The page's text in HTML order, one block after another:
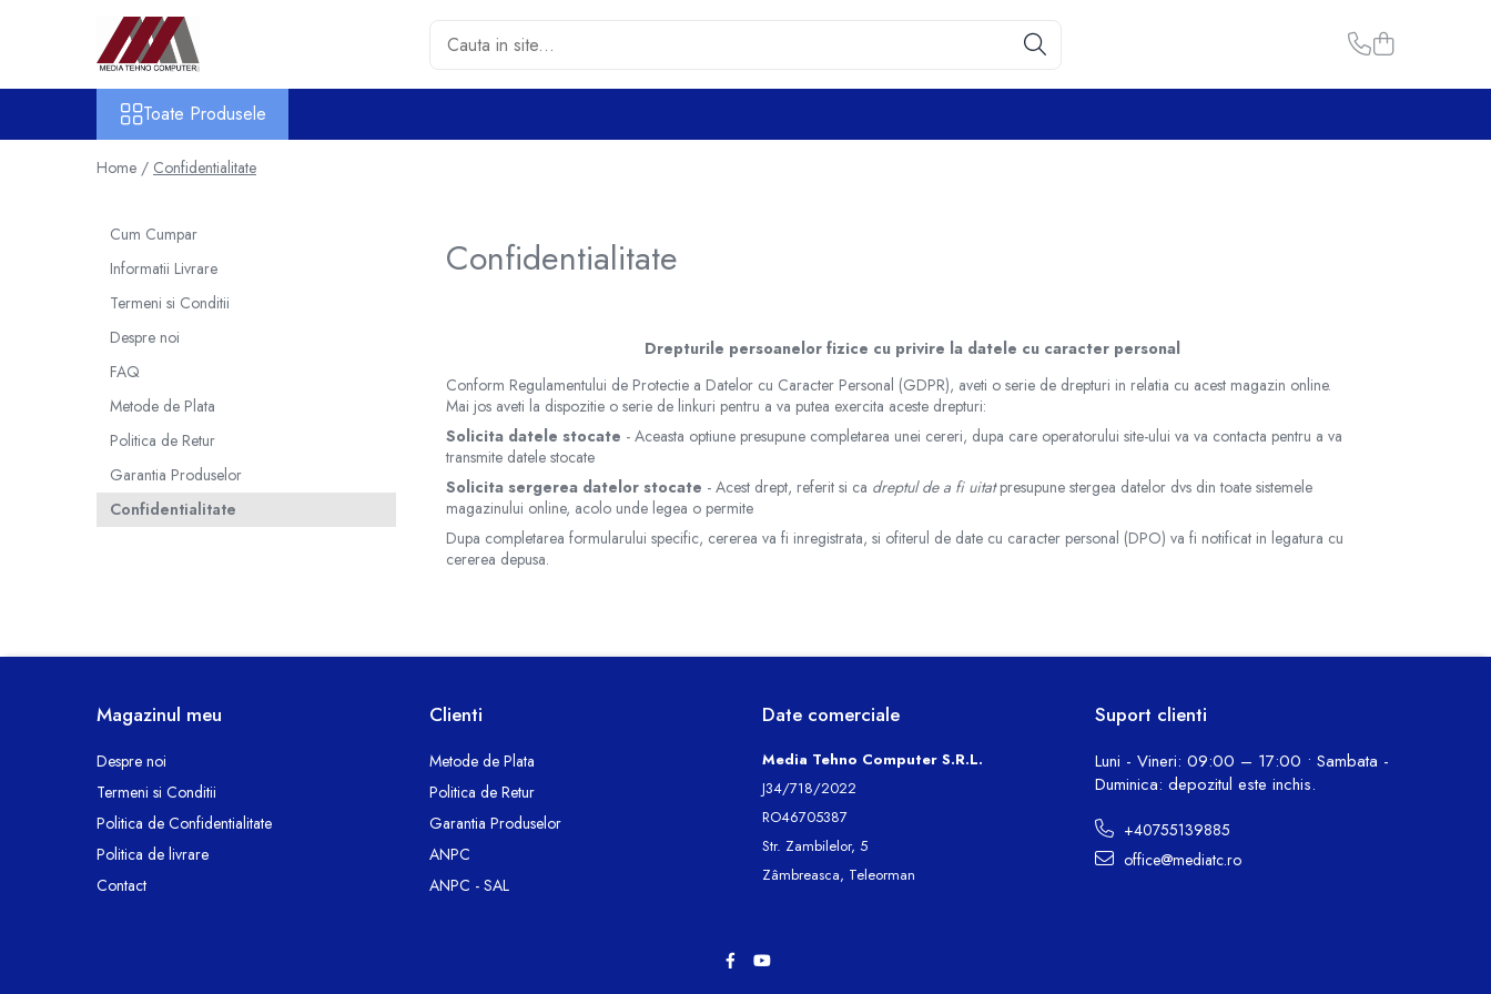
Toate Produsele
Accesorii PC & Software
Casti & Microfoane
Unitati Optice Externe
Accesorii Streaming
Accesorii Statii Radio
Reparatii si echipamente auto
Echipamente pentru atelier
Baterii Si Acumulatori
Acumulatori
Toate Produsele
Home / Confidentialitate
Confidentialitate
Drepturile persoanelor fizice cu privire la datele cu caracter personal
Conform Regulamentului de Protectie a Datelor cu Caracter Personal (GDPR), aveti o serie de drepturi in relatia cu acest magazin online.
Mai jos aveti la dispozitie o serie de linkuri pentru a va putea exercita aceste drepturi:
Solicita datele stocate - Aceasta optiune presupune completarea unei cereri, dupa care operatorului site-ului va va contacta pentru a va
transmite datele stocate
Solicita sergerea datelor stocate - Acest drept, referit si ca dreptul de a fi uitatpresupune stergea datelor dvs din toate sistemele
magazinului online, acolo unde legea o permite
Dupa completarea formularului specific, cererea va fi inregistrata, si ofiterul de date cu caracter personal (DPO) va fi notificat in legatura cu
cererea depusa.
Cum Cumpar
Informatii Livrare
Termeni si Conditii
Despre noi
FAQ
Metode de Plata
Politica de Retur
Garantia Produselor
Confidentialitate
Magazinul meu
Despre noi
Termeni si Conditii
Politica de Confidentialitate
Politica de livrare
Contact
Clienti
Metode de Plata
Politica de Retur
Garantia Produselor
ANPC
ANPC - SAL
Date comerciale
Media Tehno Computer S.R.L.
J34/718/2022
RO46705387
Str. Zambilelor, 5
Zâmbreasca, Teleorman
Suport clienti
Luni - Vineri: 09:00 – 17:00 • Sambata -
Duminica: depozitul este inchis.
+40755139885
office@mediatc.ro